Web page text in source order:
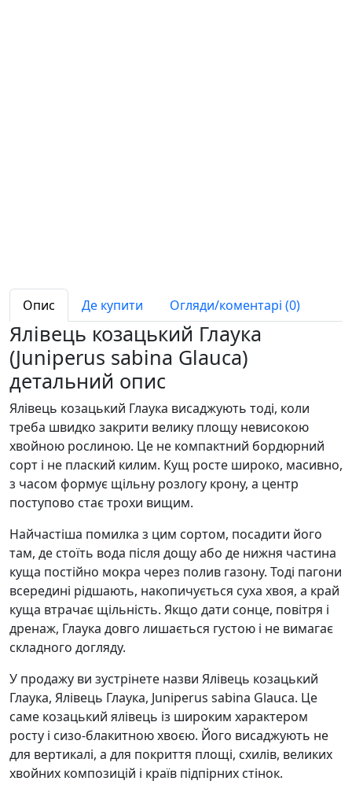
Опис Де купити Огляди/коментарі (0)
Ялівець козацький Глаука
(Juniperus sabina Glauca)
детальний опис
Ялівець козацький Глаука висаджують тоді, коли
треба швидко закрити велику площу невисокою
хвойною рослиною. Це не компактний бордюрний
сорт і не плаский килим. Кущ росте широко, масивно,
з часом формує щільну розлогу крону, а центр
поступово стає трохи вищим.
Найчастіша помилка з цим сортом, посадити його
там, де стоїть вода після дощу або де нижня частина
куща постійно мокра через полив газону. Тоді пагони
всередині рідшають, накопичується суха хвоя, а край
куща втрачає щільність. Якщо дати сонце, повітря і
дренаж, Глаука довго лишається густою і не вимагає
складного догляду.
У продажу ви зустрінете назви Ялівець козацький
Глаука, Ялівець Глаука, Juniperus sabina Glauca. Це
саме козацький ялівець із широким характером
росту і сизо-блакитною хвоєю. Його висаджують не
для вертикалі, а для покриття площі, схилів, великих
хвойних композицій і країв підпірних стінок.